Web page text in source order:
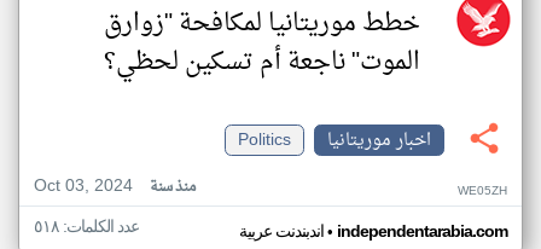
خطط موريتانيا لمكافحة "زوارق
الموت" ناجعة أم تسكين لحظي؟
اخبار موريتانيا
Politics
Oct 03, 2024
منذ سنة WE05ZH
اندبندنت عربية• independentarabia.com عدد الكلمات: ٥١٨